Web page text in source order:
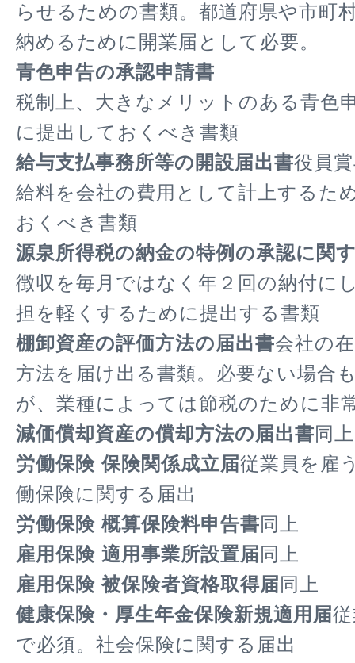
らせるための書類。都道府県や市町
納めるために開業届として必要。
青色申告の承認申請書
税制上、大きなメリットのある青色
に提出しておくべき書類
給与支払事務所等の開設届出書役員
給料を会社の費用として計上するた
おくべき書類
源泉所得税の納金の特例の承認に関
徴収を毎月ではなく年２回の納付に
担を軽くするために提出する書類
棚卸資産の評価方法の届出書会社の
方法を届け出る書類。必要ない場合
が、業種によっては節税のために非
減価償却資産の償却方法の届出書同上
労働保険 保険関係成立届従業員を雇
働保険に関する届出
労働保険 概算保険料申告書同上
雇用保険 適用事業所設置届 同上
雇用保険 被保険者資格取得届 同上
健康保険・厚生年金保険新規適用届
で必須。社会保険に関する届出